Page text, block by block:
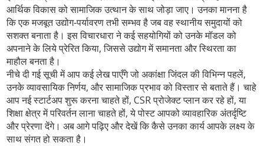
आर्थिक विकास को सामाजिक उत्थान के साथ जोड़ा जाए। उनका मानना है
कि एक मजबूत उद्योग‑पर्यावरण तभी सम्भव है जब वह स्थानीय समुदायों को
सशक्त बनाता है। इस विचारधारा ने कई सहयोगियों को उनके मॉडल को
अपनाने के लिये प्रेरित किया, जिससे उद्योग में समानता और स्थिरता का
माहौल बनता है।
नीचे दी गई सूची में आप कई लेख पाएँगे जो अकांक्षा जिंदल की विभिन्न पहलें,
उनके व्यावसायिक निर्णय, और सामाजिक प्रभाव को विस्तार से बताते हैं। चाहे
आप नई स्टार्टअप शुरू करना चाहते हों, CSR प्रोजेक्ट प्लान कर रहे हों, या
शिक्षा क्षेत्र में परिवर्तन लाना चाहते हों, ये पोस्ट आपको व्यावहारिक अंतर्दृष्टि
और प्रेरणा देंगे। अब आगे पढ़िए और देखें कि कैसे उनका कार्य आपके लक्ष्य के
साथ संगत हो सकता है।